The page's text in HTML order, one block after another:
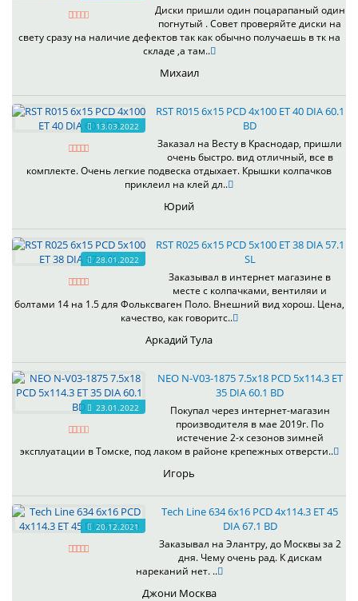
Диски пришли один поцарапаный один
погнутый . Совет проверяйте диски на
свету сразу на наличие дефектов так как обычно получаешь в тк на
складе ,а там..
Михаил
13.03.2022
RST R015 6x15 PCD 4x100 ET 40 DIA 60.1
BD
Заказал на Весту в Краснодар, пришли
очень быстро. вид отличный, все в
комплекте. Очень легкие подвеска отдыхает. Крышки колпачков
приклеил на клей дл..
Юрий
28.01.2022
RST R025 6x15 PCD 5x100 ET 38 DIA 57.1
SL
Заказывал в интернет магазине в
месте с колпачками, вентиляи и
болтами 14 на 1.5 для Фольксваген Поло. Внешний вид хорош. Цена,
качество, как говоритс..
Аркадий Тула
23.01.2022
NEO N-V03-1875 7.5x18 PCD 5x114.3 ET
35 DIA 60.1 BD
Покупал через интернет-магазин
производителя в мае 2019г. По
истечение 2-х сезонов зимней
эксплуатации в Томске, под лаком в районе крепежных отверсти..
Игорь
20.12.2021
Tech Line 634 6x16 PCD 4x114.3 ET 45
DIA 67.1 BD
Заказывал на Элантру, до Москвы за 2
дня. Чему очень рад. К дискам
нареканий нет. ..
Джони Москва